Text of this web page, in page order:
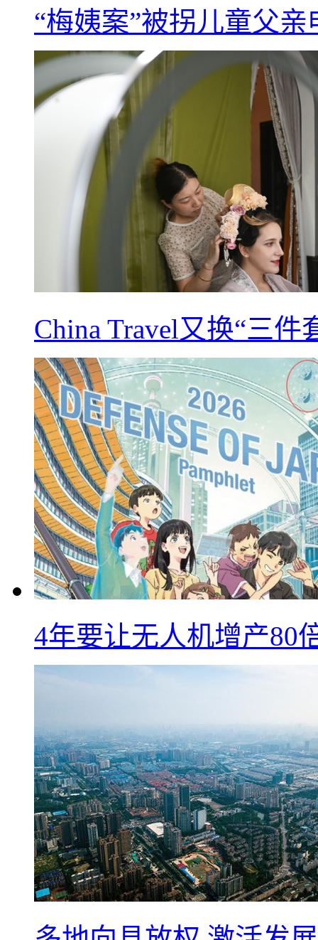
“梅姨案”被拐儿童父
China Travel又换“三
4年要让无人机增产80